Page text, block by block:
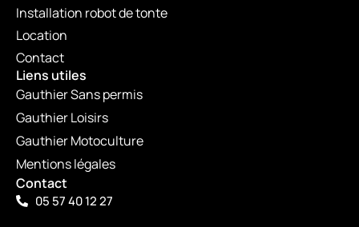
Installation robot de tonte
Location
Contact
Liens utiles
Gauthier Sans permis
Gauthier Loisirs
Gauthier Motoculture
Mentions légales
Contact
05 57 40 12 27